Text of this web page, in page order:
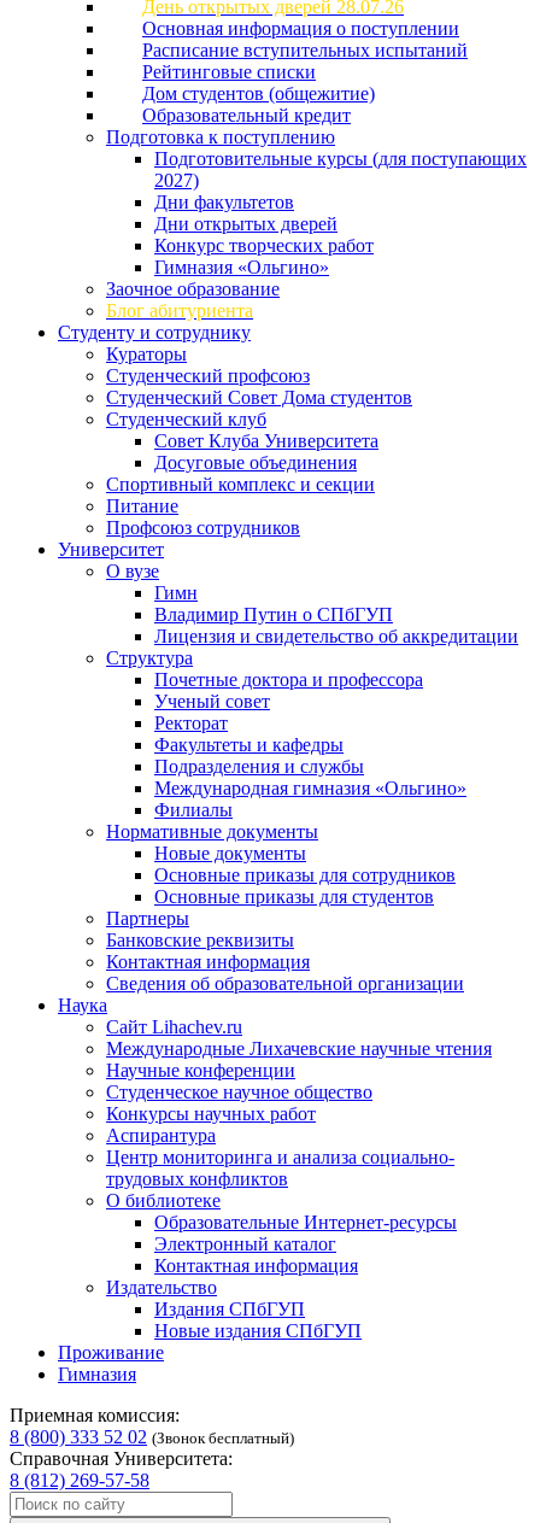
День открытых дверей 28.07.26
Основная информация о поступлении
Расписание вступительных испытаний
Рейтинговые списки
Дом студентов (общежитие)
Образовательный кредит
Подготовка к поступлению
Подготовительные курсы (для поступающих
2027)
Дни факультетов
Дни открытых дверей
Конкурс творческих работ
Гимназия «Ольгино»
Заочное образование
Блог абитуриента
Студенту и сотруднику
Кураторы
Студенческий профсоюз
Студенческий Совет Дома студентов
Студенческий клуб
Совет Клуба Университета
Досуговые объединения
Спортивный комплекс и секции
Питание
Профсоюз сотрудников
Университет
О вузе
Гимн
Владимир Путин о СПбГУП
Лицензия и свидетельство об аккредитации
Структура
Почетные доктора и профессора
Ученый совет
Ректорат
Факультеты и кафедры
Подразделения и службы
Международная гимназия «Ольгино»
Филиалы
Нормативные документы
Новые документы
Основные приказы для сотрудников
Основные приказы для студентов
Партнеры
Банковские реквизиты
Контактная информация
Сведения об образовательной организации
Наука
Сайт Lihachev.ru
Международные Лихачевские научные чтения
Научные конференции
Студенческое научное общество
Конкурсы научных работ
Аспирантура
Центр мониторинга и анализа социально-
трудовых конфликтов
О библиотеке
Образовательные Интернет-ресурсы
Электронный каталог
Контактная информация
Издательство
Издания СПбГУП
Новые издания СПбГУП
Проживание
Гимназия
Приемная комиссия:
8 (800) 333 52 02 (Звонок бесплатный)
Справочная Университета:
8 (812) 269-57-58